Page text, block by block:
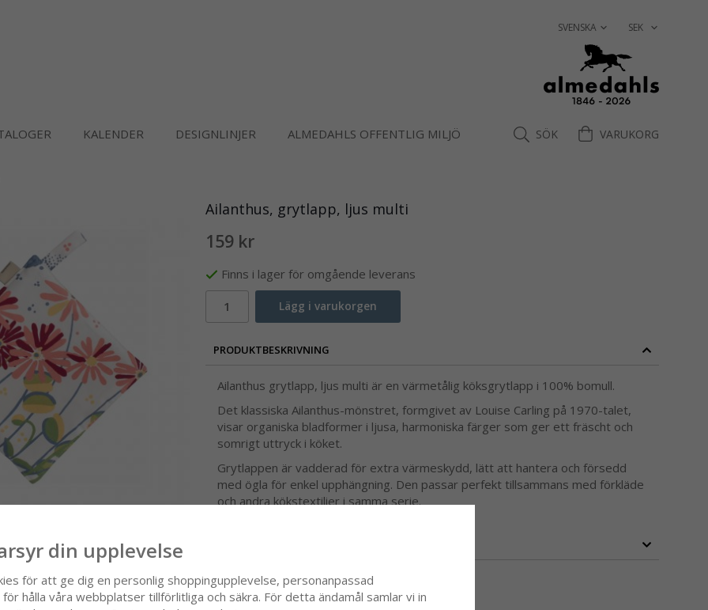
KALENDER DESIGNLINJER ALMEDAHLS OFFENTLIG MILJÖ SÖK VARUKORG
Ailanthus, grytlapp, ljus multi
159 kr
Finns i lager för omgående leverans
Lägg i varukorgen
PRODUKTBESKRIVNING
Ailanthus grytlapp, ljus multi är en värmetålig köksgrytlapp i 100% bomull.
Det klassiska Ailanthus-mönstret, formgivet av Louise Carling på 1970-talet,
visar organiska bladformer i ljusa, harmoniska färger som ger ett fräscht och
somrigt uttryck i köket.
Grytlappen är vadderad för extra värmeskydd, lätt att hantera och försedd
med ögla för enkel upphängning. Den passar perfekt tillsammans med förkläde
och andra kökstextilier i samma serie.
din upplevelse
för att ge dig en personlig shoppingupplevelse, personanpassad
hålla våra webbplatser tillförlitliga och säkra. För detta ändamål samlar vi in